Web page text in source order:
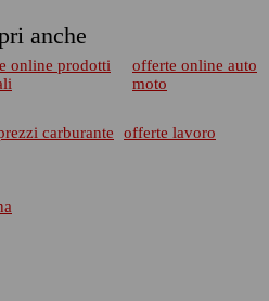
anche
online prodotti
offerte online auto
moto
carburante
offerte lavoro